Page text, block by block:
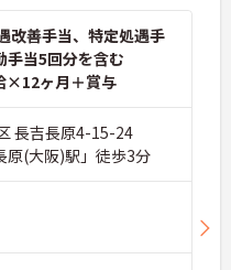
改善手当、特定処遇手
手当5回分を含む
×12ヶ月＋賞与
長吉長原4-15-24
原(大阪)駅」徒歩3分